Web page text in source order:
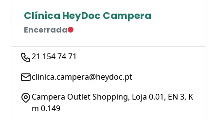
Clínica HeyDoc Campera
Encerrada
21 154 74 71
clinica.campera@heydoc.pt
Campera Outlet Shopping, Loja 0.01, EN 3, K
m 0.149